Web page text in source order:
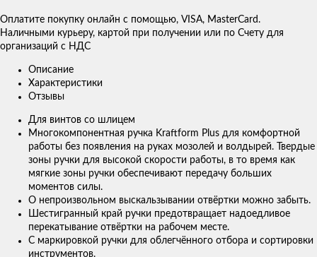
Оплатите покупку онлайн с помощью, VISA, MasterCard.
Наличными курьеру, картой при получении или по Счету для
организаций с НДС
Описание
Характеристики
Отзывы
Для винтов со шлицем
Многокомпонентная ручка Kraftform Plus для комфортной
работы без появления на руках мозолей и волдырей. Твердые
зоны ручки для высокой скорости работы, в то время как
мягкие зоны ручки обеспечивают передачу больших
моментов силы.
О непроизвольном выскальзывании отвёртки можно забыть.
Шестигранный край ручки предотвращает надоедливое
перекатывание отвёртки на рабочем месте.
С маркировкой ручки для облегчённого отбора и сортировки
инструментов.